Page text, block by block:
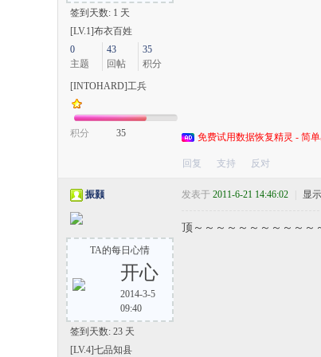
签到天数: 1 天
[LV.1]布衣百姓
0
主题
43
回帖
35
积分
[INTOHARD]工兵
积分 35 免费试用数据恢复精灵 - 简
回复 支持 反对
振颢
TA的每日心情
开心
2014-3-5
09:40
签到天数: 23 天
[LV.4]七品知县
发表于 2011-6-21 14:46:02 显
顶～～～～～～～～～～～